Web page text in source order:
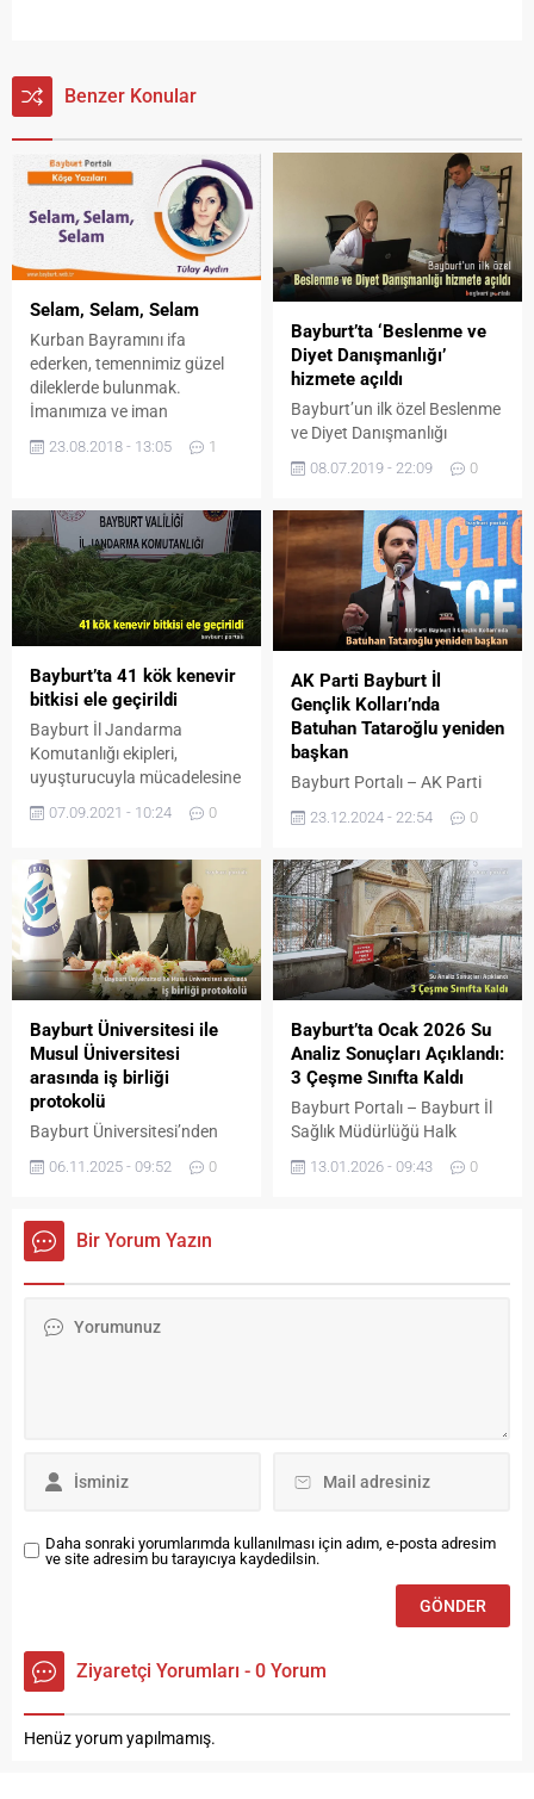
Benzer Konular
Selam, Selam, Selam
Kurban Bayramını ifa
ederken, temennimiz güzel
dileklerde bulunmak.
İmanımıza ve iman
kardeşliğimize zeval
gelmesin diye en iyiyi, en
ahlâkı birbirimize tavsiye
etmekle mesulüz. İnsanlık
adına, dünya adına,
Müslümanlık adına güzel
mesajlar vermek kulluk
bilincinde olan herkesin
yapacağı en güzel eylemdir.
Allah emretmiyor mu biz
kullara “her...
23.08.2018 - 13:05 1
Bayburt’ta ‘Beslenme ve
Diyet Danışmanlığı’
hizmete açıldı
Bayburt’un ilk özel Beslenme
ve Diyet Danışmanlığı
Binali Yıldırım Üniversitesi
Bölümü’nde 4 yıllık lisans
eğitimini tamamladıktan
sonra memleketi Bayburt’a
diyet danışmanlığı açan
Diyetisyen Beyza Elif Varınca
hizmet vermeye başladı. Şair
Zihni Caddesi’ndeki ofisinde
Bayburt halkına hizmet
vermeyen başlayan
Diyetisyen Beyza Elif
Varınca, sağlıklı bireylerin...
08.07.2019 - 22:09 0
Bayburt’ta 41 kök kenevir
bitkisi ele geçirildi
Bayburt İl Jandarma
Komutanlığı ekipleri,
uyuşturucuyla mücadelesine
operasyonlarda 41 kök
kişi gözaltına alındı. Bayburt
İl Jandarma Komutanlığı
Kaçakçılık ve Organize
Suçlarla Mücadele Şubesi
ekipleri ve Merkez Jandarma
Komutanlığı ekiplerince
yapılan istihbari araştırmalar
sonucunda merkeze bağlı
Nişantaşı Köyü mevkiinde 41
kök kenevir bitkisi...
07.09.2021 - 10:24 0
AK Parti Bayburt İl
Gençlik Kolları’nda
Batuhan Tataroğlu yeniden
başkan
Bayburt Portalı – AK Parti
Çoruh Kültür Merkezi’nde
Kurul Kongresi’nde tek aday
olan mevcut Başkan
Batuhan Tataroğlu,
delegelerin oy birliğiyle
yeniden başkanlığa seçildi.
Kongreye tek liste olarak
giren Batuhan Tataroğlu‘nun
yönetim kurulunda şu isimler
yer aldı: Abdulkadir Öz,
Abdurrahman Türk, Adem
Türkoğlu, Betül...
23.12.2024 - 22:54 0
Bayburt Üniversitesi ile
Musul Üniversitesi
arasında iş birliği
protokolü
Bayburt Üniversitesi’nden
Kapsamında Yeni Bir İş
Psychology and Related
Sciences Arab Association”
06.11.2025 - 09:52 0
Bayburt’ta Ocak 2026 Su
Analiz Sonuçları Açıklandı:
3 Çeşme Sınıfta Kaldı
Bayburt Portalı – Bayburt İl
Sağlık Müdürlüğü Halk
tarafından açıklanan 2026
13.01.2026 - 09:43 0
Bir Yorum Yazın
Daha sonraki yorumlarımda kullanılması için adım, e-posta adresim
ve site adresim bu tarayıcıya kaydedilsin.
Ziyaretçi Yorumları - 0 Yorum
Henüz yorum yapılmamış.